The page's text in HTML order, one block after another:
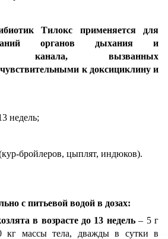
Тилокс применяется для
органов дыхания и
канала, вызванных
к доксициклину и
недель;
бройлеров, цыплят, индюков).
с питьевой водой в дозах:
в возрасте до 13 недель– 5 г
кг массы тела, дважды в сутки в